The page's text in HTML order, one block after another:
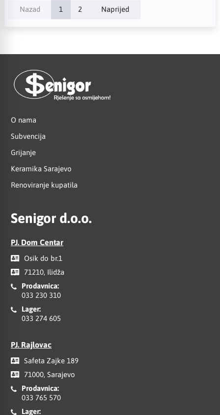
Nazad 1 2 Naprijed
O nama
Subvencija
Grijanje
Keramika Sarajevo
Renoviranje kupatila
Senigor d.o.o.
PJ. Dom Centar
Osik do br.1
71210, Ilidža
Prodavnica:
033 230 310
Lager:
033 274 605
PJ. Rajlovac
Safeta Zajke 189
71000, Sarajevo
Prodavnica:
033 765 570
Lager: